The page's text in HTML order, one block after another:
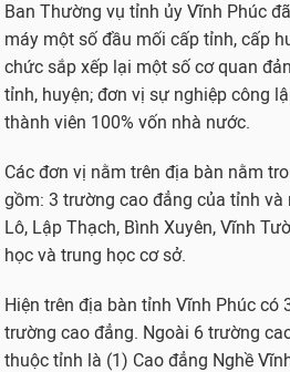
Ban Thường vụ tỉnh ủy Vĩnh Phúc
máy một số đầu mối cấp tỉnh, cấp
chức sắp xếp lại một số cơ quan
tỉnh, huyện; đơn vị sự nghiệp công
thành viên 100% vốn nhà nước.
Các đơn vị nằm trên địa bàn nằm
gồm: 3 trường cao đẳng của tỉnh
Lô, Lập Thạch, Bình Xuyên, Vĩnh
học và trung học cơ sở.
Hiện trên địa bàn tỉnh Vĩnh Phúc có
trường cao đẳng. Ngoài 6 trường
thuộc tỉnh là (1) Cao đẳng Nghề